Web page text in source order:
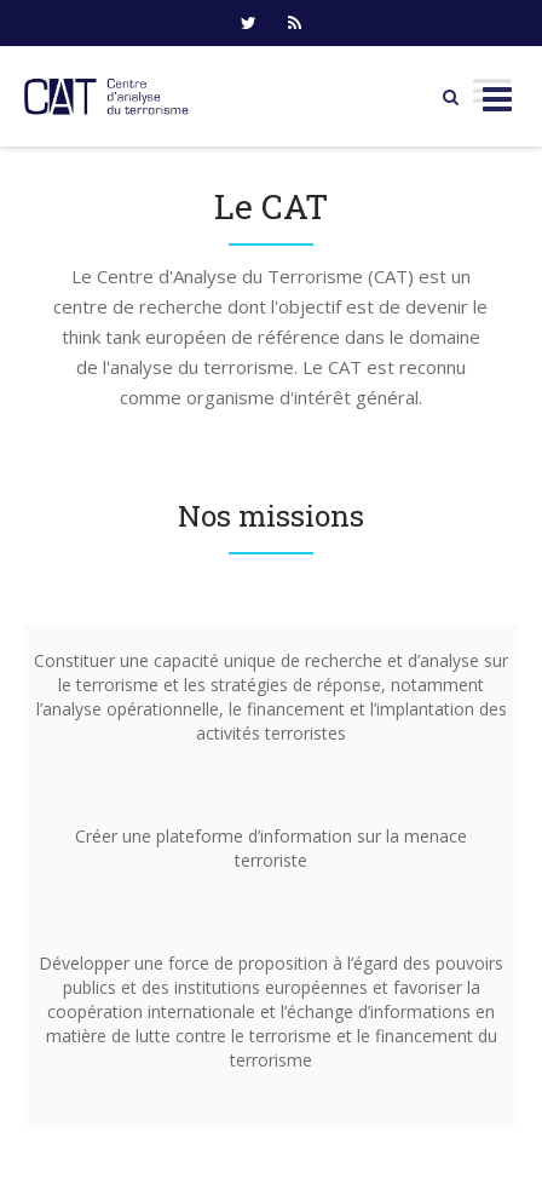
Le CAT
Le Centre d'Analyse du Terrorisme (CAT) est un
centre de recherche dont l'objectif est de devenir le
think tank européen de référence dans le domaine
de l'analyse du terrorisme. Le CAT est reconnu
comme organisme d'intérêt général.
Nos missions
Constituer une capacité unique de recherche et d’analyse sur
le terrorisme et les stratégies de réponse, notamment
l’analyse opérationnelle, le financement et l’implantation des
activités terroristes
Créer une plateforme d’information sur la menace
terroriste
Développer une force de proposition à l’égard des pouvoirs
publics et des institutions européennes et favoriser la
coopération internationale et l’échange d’informations en
matière de lutte contre le terrorisme et le financement du
terrorisme